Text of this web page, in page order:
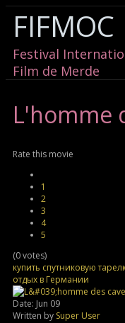
FIFMOC
Festival
Film de Merde
L'homme
Rate this movie
1
2
3
4
5
(0 votes)
купить спутниковую
отдых в Германии
Date: Jun 09
Written by Super User